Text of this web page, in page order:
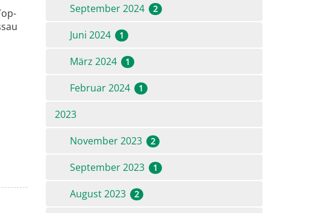
2026!
September 2024
2
Juni 2024 1
März 2024 1
Februar 2024 1
2023
November 2023
2
September 2023 1
August 2023 2